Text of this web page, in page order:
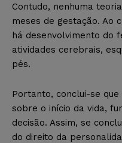
Contudo, nenhuma
meses de gestação. Ao
há desenvolvimento do
atividades cerebrais,
pés.
Portanto, conclui-se
sobre o início da vida,
decisão. Assim, se
do direito da